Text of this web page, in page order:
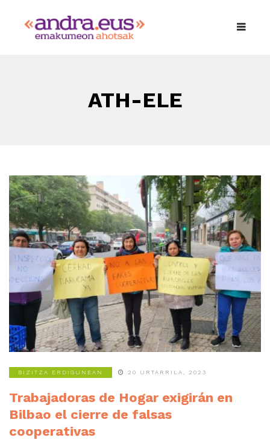
ATH-ELE
BIZITZA ERDIGUNEAN 20 URTARRILA, 2023
Trabajadoras de Hogar exigirán en
Bilbao el cierre de falsas
cooperativas